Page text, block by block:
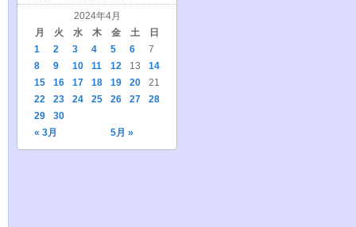
2024年4月
月
火 水 木 金 土 日
« 3月 5月 »
1 2 3 4 5 6
7
8
9 10 11 12 13
14
15
16 17 18 19 20
21
22
23 24 25 26 27
28
29
30